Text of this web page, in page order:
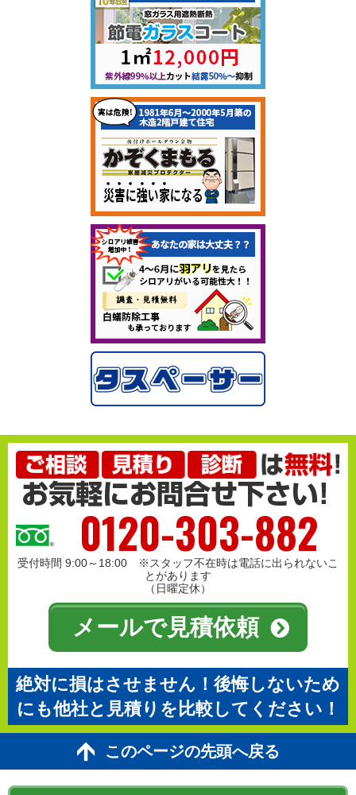
0120-303-882
受付時間 9:00～18:00 ※スタッフ不在時は電話に出られないこ
とがあります
（日曜定休）
メールで見積依頼
絶対に損はさせません！後悔しないため
にも他社と見積りを比較してください！
このページの先頭へ戻る